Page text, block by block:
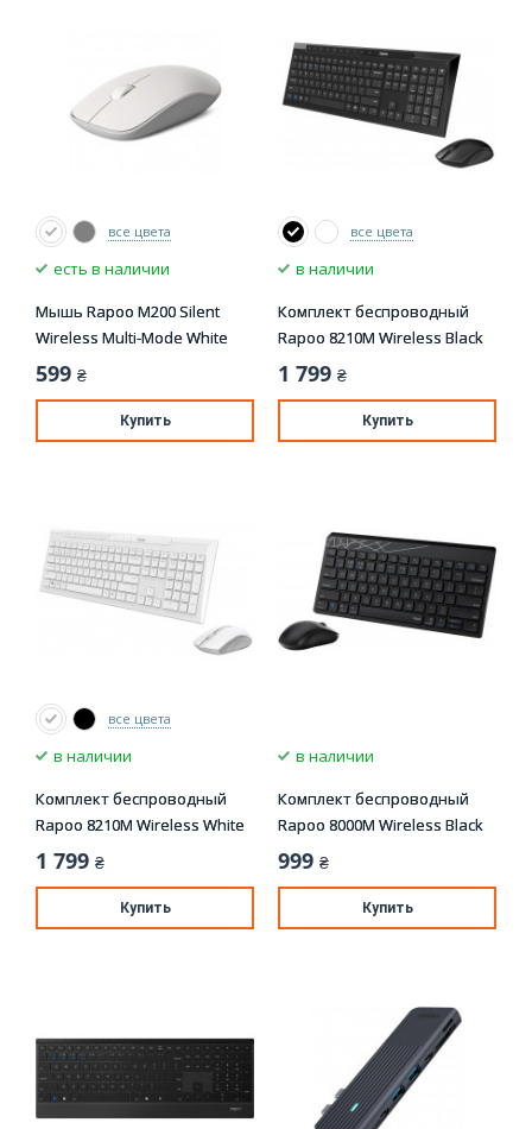
все цвета
есть в наличии
Мышь Rapoo M200 Silent
Wireless Multi-Mode White
599 ₴
Купить
все цвета
в наличии
Комплект беспроводный
Rapoo 8210M Wireless Black
1 799 ₴
Купить
все цвета
в наличии
Комплект беспроводный
Rapoo 8210M Wireless White
1 799 ₴
Купить
в наличии
Комплект беспроводный
Rapoo 8000M Wireless Black
999 ₴
Купить